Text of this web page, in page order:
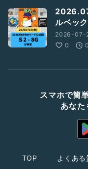
ルベッ
2026-07-
0
スマホで簡
あなた
TOP よくある